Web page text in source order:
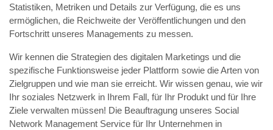
Statistiken, Metriken und Details zur Verfügung, die es uns
ermöglichen, die Reichweite der Veröffentlichungen und den
Fortschritt unseres Managements zu messen.
Wir kennen die Strategien des digitalen Marketings und die
spezifische Funktionsweise jeder Plattform sowie die Arten von
Zielgruppen und wie man sie erreicht. Wir wissen genau, wie wir
Ihr soziales Netzwerk in Ihrem Fall, für Ihr Produkt und für Ihre
Ziele verwalten müssen! Die Beauftragung unseres Social
Network Management Service für Ihr Unternehmen in